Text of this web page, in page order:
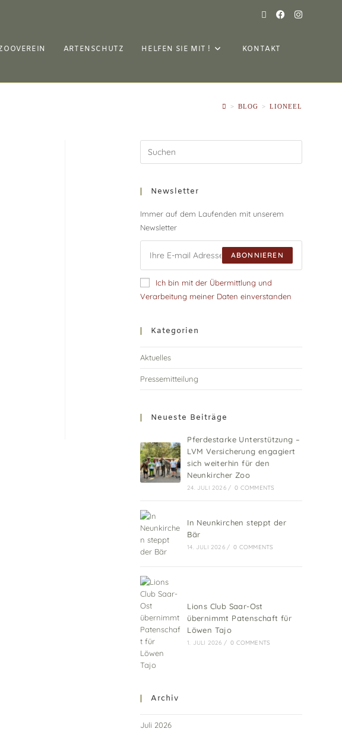
ARTENSCHUTZ HELFEN SIE MIT ! KONTAKT
> BLOG > LIONEEL
Newsletter
Immer auf dem Laufenden mit unserem
Newsletter
ABONNIEREN
Ich bin mit der Übermittlung und
Verarbeitung meiner Daten einverstanden
Kategorien
Aktuelles
Pressemitteilung
Neueste Beiträge
Pferdestarke Unterstützung –
LVM Versicherung engagiert
sich weiterhin für den
Neunkircher Zoo
24. JULI 2026 / 0 COMMENTS
In Neunkirchen steppt der
Bär
14. JULI 2026 / 0 COMMENTS
Lions Club Saar-Ost
übernimmt Patenschaft für
Löwen Tajo
1. JULI 2026 / 0 COMMENTS
Archiv
Juli 2026